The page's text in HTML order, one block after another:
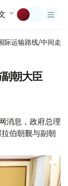
际运输路线/中间走廊
朝大臣
消息，政府总理
伯朝觐与副朝